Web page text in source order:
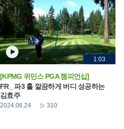
1:03
[KPMG 위민스 PGA 챔피언십]
FR_ 파3 홀 깔끔하게 버디 성공하는
김효주
2024.06.24 310